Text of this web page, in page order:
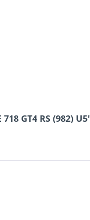
GT4 RS (982)